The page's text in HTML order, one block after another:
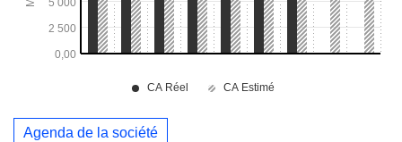
Agenda de la société